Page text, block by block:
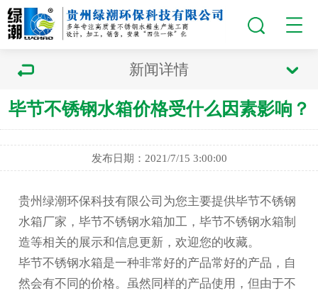
新闻详情
毕节不锈钢水箱价格受什么因素影响？
发布日期：2021/7/15 3:00:00
贵州绿潮环保科技有限公司为您主要提供毕节不锈钢
水箱厂家 ，毕节不锈钢水箱加工，毕节不锈钢水箱制
造等相关的展示和信息更新，欢迎您的收藏。
毕节不锈钢水箱是一种非常好的产品常好的产品，自
然会有不同的价格。虽然同样的产品使用，但由于不